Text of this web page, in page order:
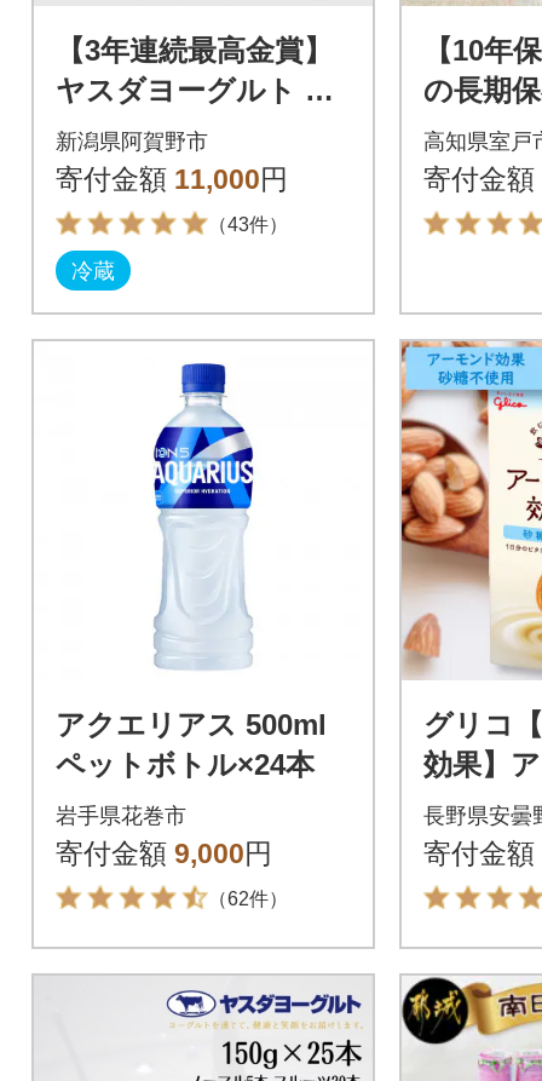
【3年連続最高金賞】
ヤスダヨーグルト ミ
ニミニお試しセット
小ボトル 150g×20本
新潟県阿賀野市
寄付金額 11,000円
（43件）
冷蔵
【10年
の長期
防災グ
災害用
ボトル
高知県室戸
寄付金額
アクエリアス 500ml
ペットボトル×24本
岩手県花巻市
寄付金額 9,000円
（62件）
グリコ
効果】
ルク<砂
0ml×6本
長野県安曇
寄付金額